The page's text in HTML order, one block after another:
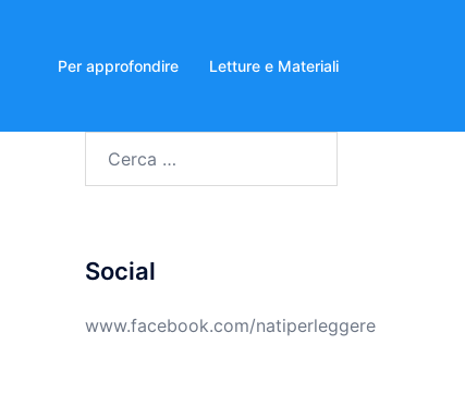
Per approfondire Letture e Materiali
Social
www.facebook.com/natiperleggere